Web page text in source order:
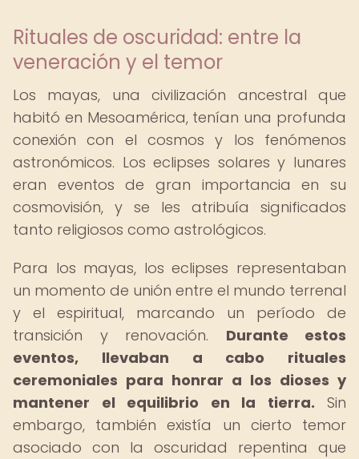
Rituales de oscuridad: entre la
veneración y el temor
Los mayas, una civilización ancestral que
habitó en Mesoamérica, tenían una profunda
conexión con el cosmos y los fenómenos
astronómicos. Los eclipses solares y lunares
eran eventos de gran importancia en su
cosmovisión, y se les atribuía significados
tanto religiosos como astrológicos.
Para los mayas, los eclipses representaban
un momento de unión entre el mundo terrenal
y el espiritual, marcando un período de
transición y renovación. Durante estos
eventos, llevaban a cabo rituales
ceremoniales para honrar a los dioses y
mantener el equilibrio en la tierra. Sin
embargo, también existía un cierto temor
asociado con la oscuridad repentina que